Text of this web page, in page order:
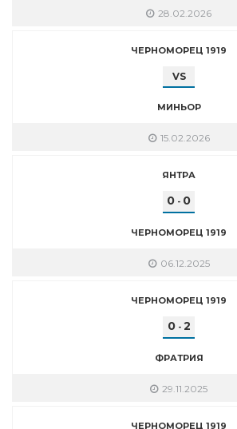
28.02.2026
ЧЕРНОМОРЕЦ 1919
VS
МИНЬОР
15.02.2026
ЯНТРА
0 - 0
ЧЕРНОМОРЕЦ 1919
06.12.2025
ЧЕРНОМОРЕЦ 1919
0- 2
ФРАТРИЯ
29.11.2025
ЧЕРНОМОРЕЦ 1919